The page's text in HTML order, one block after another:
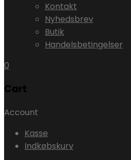
Kontakt
Nyhedsbrev
Butik
Handelsbetingelser
0
Cart
Account
Kasse
Indkøbskurv